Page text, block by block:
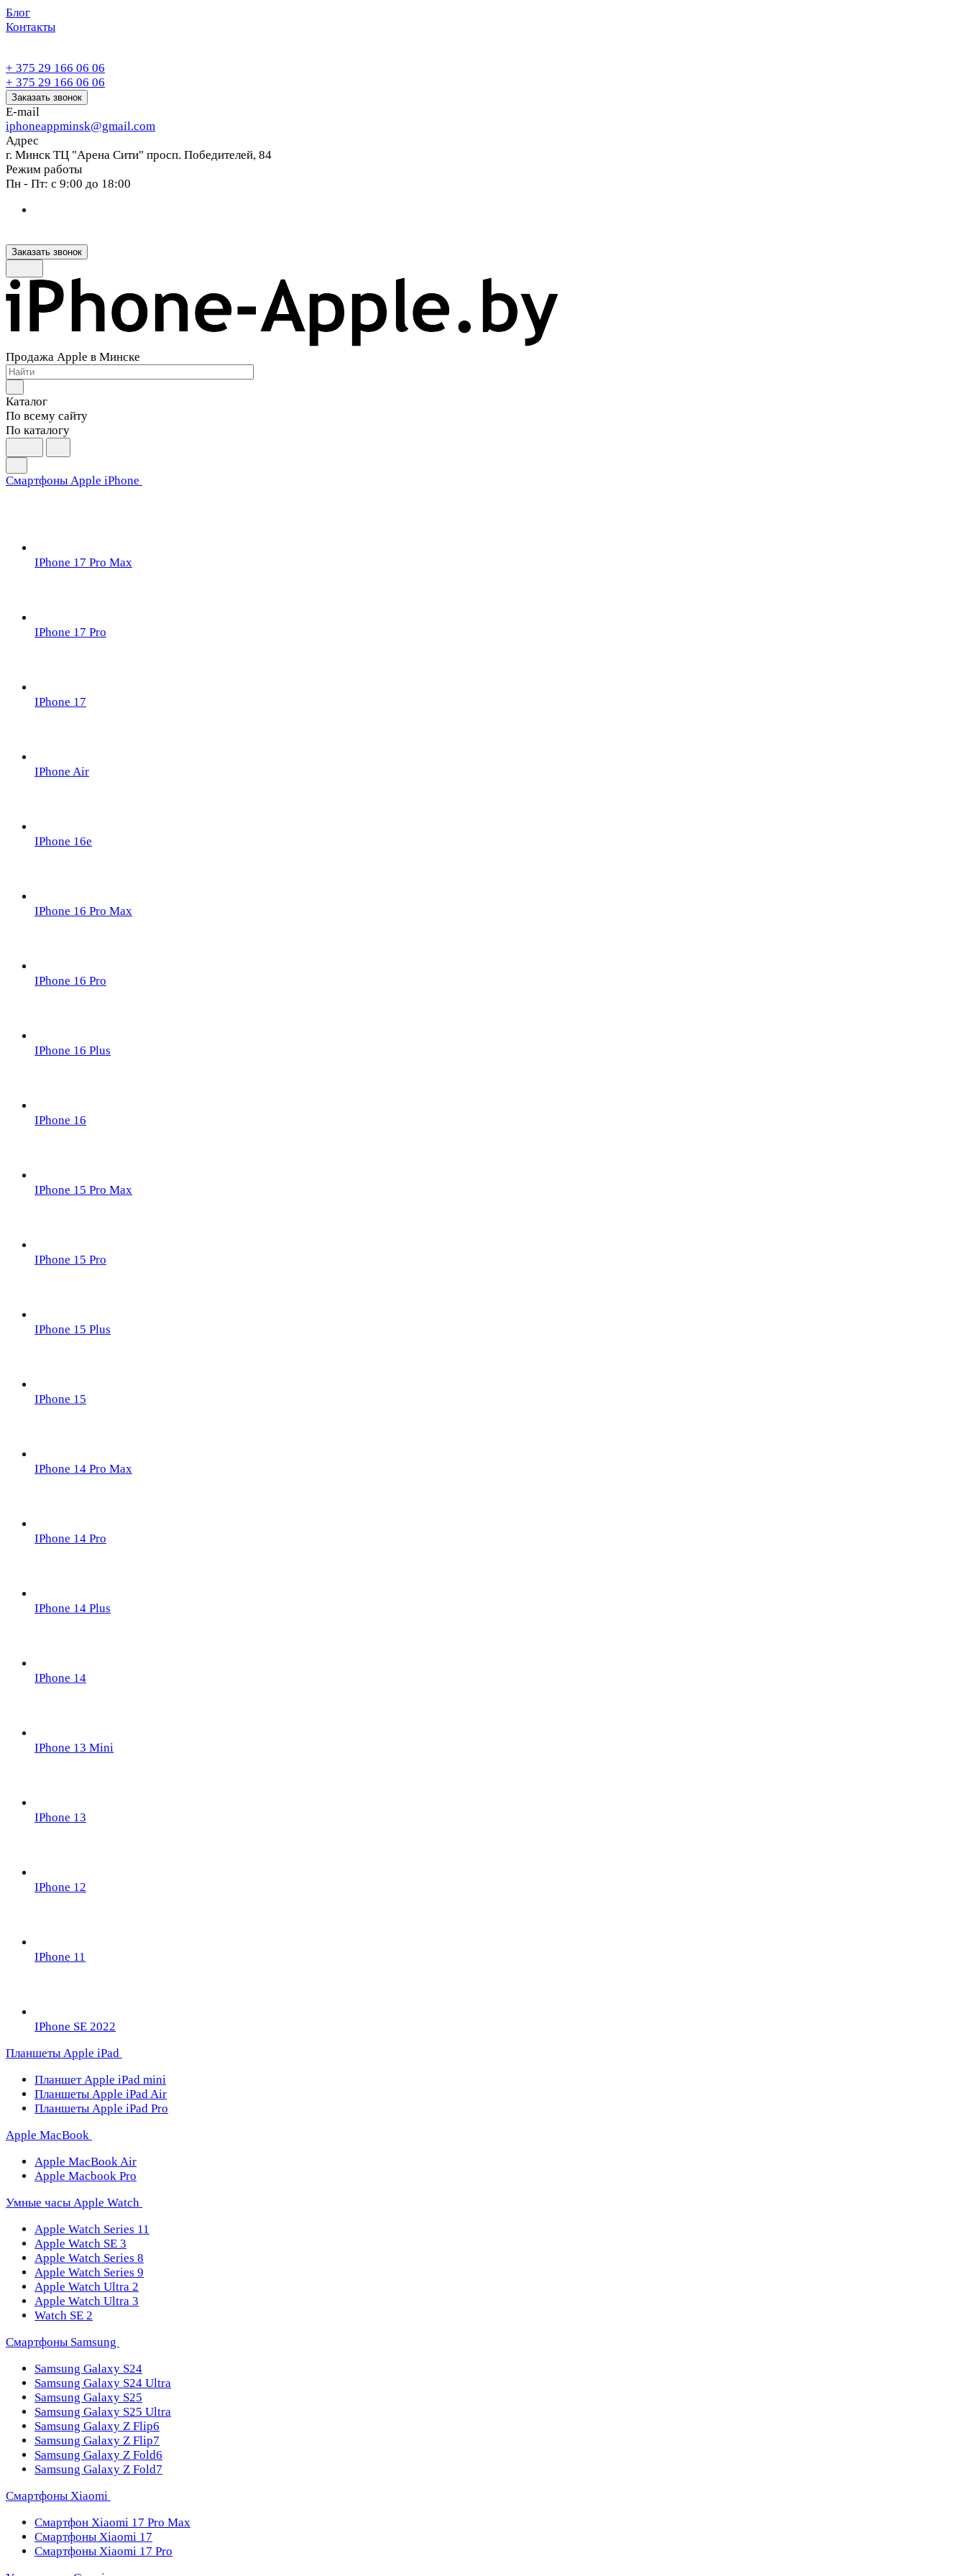
Блог
Контакты
+ 375 29 166 06 06
+ 375 29 166 06 06
Заказать звонок
E-mail
iphoneappminsk@gmail.com
Адрес
г. Минск ТЦ "Арена Сити" просп. Победителей, 84
Режим работы
Пн - Пт: с 9:00 до 18:00
Заказать звонок
Продажа Apple в Минске
Каталог
По всему сайту
По каталогу
Смартфоны Apple iPhone
IPhone 17 Pro Max
IPhone 17 Pro
IPhone 17
IPhone Air
IPhone 16e
IPhone 16 Pro Max
IPhone 16 Pro
IPhone 16 Plus
IPhone 16
IPhone 15 Pro Max
IPhone 15 Pro
IPhone 15 Plus
IPhone 15
IPhone 14 Pro Max
IPhone 14 Pro
IPhone 14 Plus
IPhone 14
IPhone 13 Mini
IPhone 13
IPhone 12
IPhone 11
IPhone SE 2022
Планшеты Apple iPad
Планшет Apple iPad mini
Планшеты Apple iPad Air
Планшеты Apple iPad Pro
Apple MacBook
Apple MacBook Air
Apple Macbook Pro
Умные часы Apple Watch
Apple Watch Series 11
Apple Watch SE 3
Apple Watch Series 8
Apple Watch Series 9
Apple Watch Ultra 2
Apple Watch Ultra 3
Watch SE 2
Смартфоны Samsung
Samsung Galaxy S24
Samsung Galaxy S24 Ultra
Samsung Galaxy S25
Samsung Galaxy S25 Ultra
Samsung Galaxy Z Flip6
Samsung Galaxy Z Flip7
Samsung Galaxy Z Fold6
Samsung Galaxy Z Fold7
Смартфоны Xiaomi
Смартфон Xiaomi 17 Pro Max
Смартфоны Xiaomi 17
Смартфоны Xiaomi 17 Pro